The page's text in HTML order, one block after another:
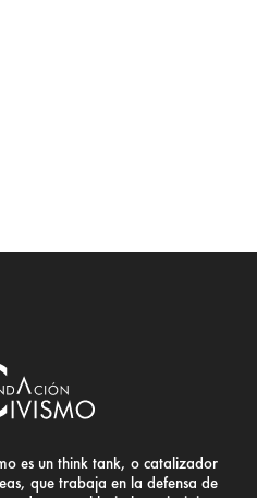
es un think tank, o catalizador
que trabaja en la defensa de